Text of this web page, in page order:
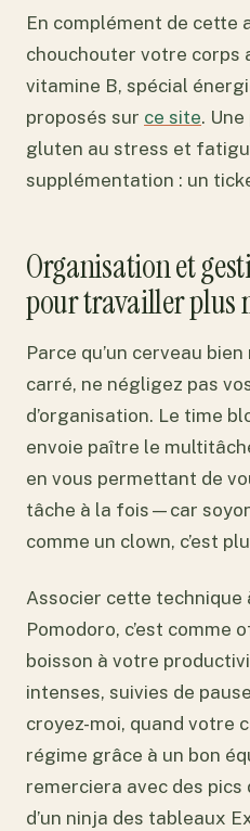
En complément de cette
chouchouter votre corps
vitamine B, spécial
proposés sur ce site.
gluten au stress et
supplémentation : un
Organisation et
pour travailler plus
Parce qu’un cerveau
carré, ne négligez pas
d’organisation. Le time
envoie paître le
en vous permettant de
tâche à la fois—car
comme un clown, c’est
Associer cette technique
Pomodoro, c’est comme
boisson à votre
intenses, suivies de
croyez-moi, quand votre
régime grâce à un bon
remerciera avec des
d’un ninja des tableaux